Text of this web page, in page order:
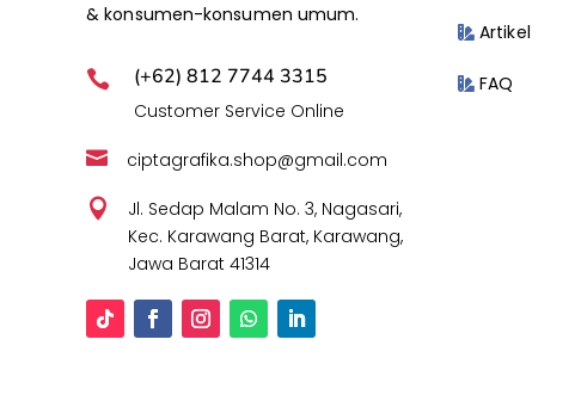
& konsumen-konsumen umum.
 (+62) 812 7744 3315
Customer Service Online

ciptagrafika.shop@gmail.com

Jl. Sedap Malam No. 3, Nagasari,
Kec. Karawang Barat, Karawang,
Jawa Barat 41314
Artikel
FAQ